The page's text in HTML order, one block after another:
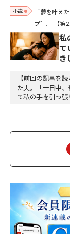
小説
『夢を叶え
プ］』
【第
私
て
き
【前回の記事を
た夫。「一日中
て私の手を引っ
ふふ」「母さん